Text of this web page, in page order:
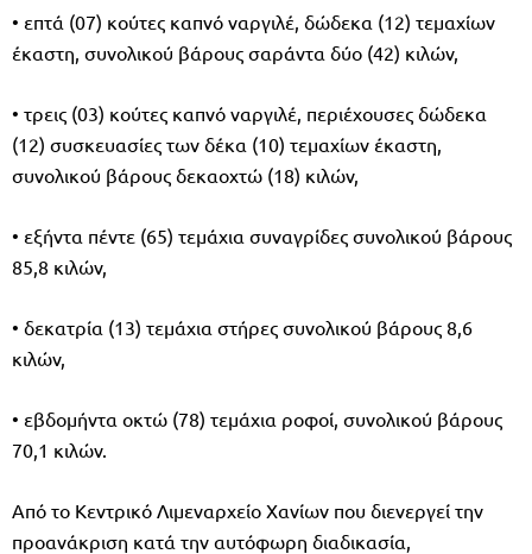
• επτά (07) κούτες καπνό ναργιλέ, δώδεκα (12) τεμαχίων
έκαστη, συνολικού βάρους σαράντα δύο (42) κιλών,
• τρεις (03) κούτες καπνό ναργιλέ, περιέχουσες δώδεκα
(12) συσκευασίες των δέκα (10) τεμαχίων έκαστη,
συνολικού βάρους δεκαοχτώ (18) κιλών,
• εξήντα πέντε (65) τεμάχια συναγρίδες συνολικού βάρους
85,8 κιλών,
• δεκατρία (13) τεμάχια στήρες συνολικού βάρους 8,6
κιλών,
• εβδομήντα οκτώ (78) τεμάχια ροφοί, συνολικού βάρους
70,1 κιλών.
Από το Κεντρικό Λιμεναρχείο Χανίων που διενεργεί την
προανάκριση κατά την αυτόφωρη διαδικασία,